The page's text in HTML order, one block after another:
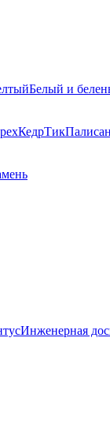
Белый и
КедрТик
Инженерная